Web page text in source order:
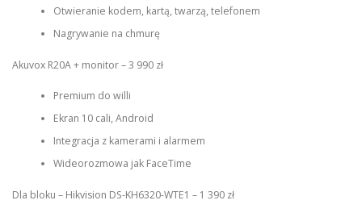
Otwieranie kodem, kartą, twarzą, telefonem
Nagrywanie na chmurę
Akuvox R20A + monitor – 3 990 zł
Premium do willi
Ekran 10 cali, Android
Integracja z kamerami i alarmem
Wideorozmowa jak FaceTime
Dla bloku – Hikvision DS-KH6320-WTE1 – 1 390 zł